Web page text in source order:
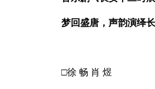
梦回盛唐，声韵演绎
□徐 畅 肖 煜